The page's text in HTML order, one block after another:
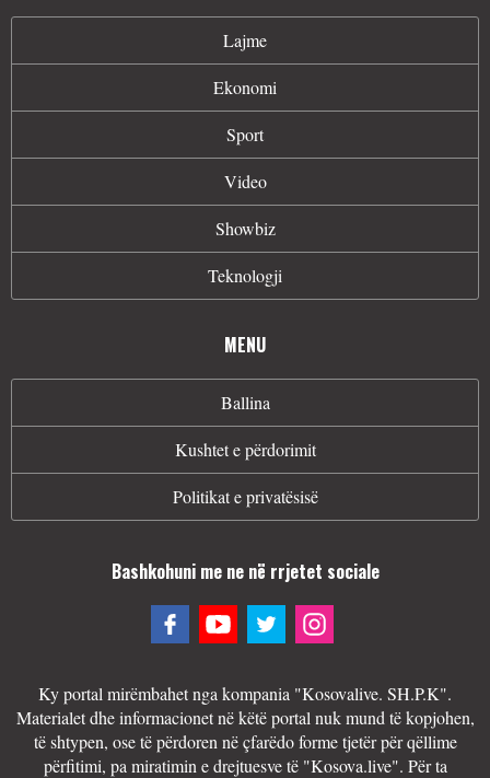
Lajme
Ekonomi
Sport
Video
Showbiz
Teknologji
MENU
Ballina
Kushtet e përdorimit
Politikat e privatësisë
Bashkohuni me ne në rrjetet sociale
Ky portal mirëmbahet nga kompania "Kosovalive. SH.P.K".
Materialet dhe informacionet në këtë portal nuk mund të kopjohen,
të shtypen, ose të përdoren në çfarëdo forme tjetër për qëllime
përfitimi, pa miratimin e drejtuesve të "Kosova.live". Për ta